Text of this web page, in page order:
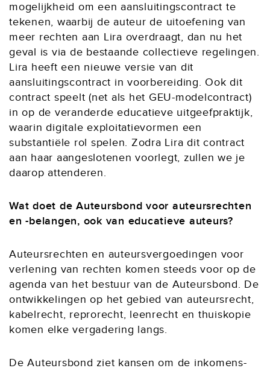
mogelijkheid om een aansluitingscontract te
tekenen, waarbij de auteur de uitoefening van
meer rechten aan Lira overdraagt, dan nu het
geval is via de bestaande collectieve regelingen.
Lira heeft een nieuwe versie van dit
aansluitingscontract in voorbereiding. Ook dit
contract speelt (net als het GEU-modelcontract)
in op de veranderde educatieve uitgeefpraktijk,
waarin digitale exploitatievormen een
substantiële rol spelen. Zodra Lira dit contract
aan haar aangeslotenen voorlegt, zullen we je
daarop attenderen.
Wat doet de Auteursbond voor auteursrechten
en -belangen, ook van educatieve auteurs?
Auteursrechten en auteursvergoedingen voor
verlening van rechten komen steeds voor op de
agenda van het bestuur van de Auteursbond. De
ontwikkelingen op het gebied van auteursrecht,
kabelrecht, reprorecht, leenrecht en thuiskopie
komen elke vergadering langs.
De Auteursbond ziet kansen om de inkomens-